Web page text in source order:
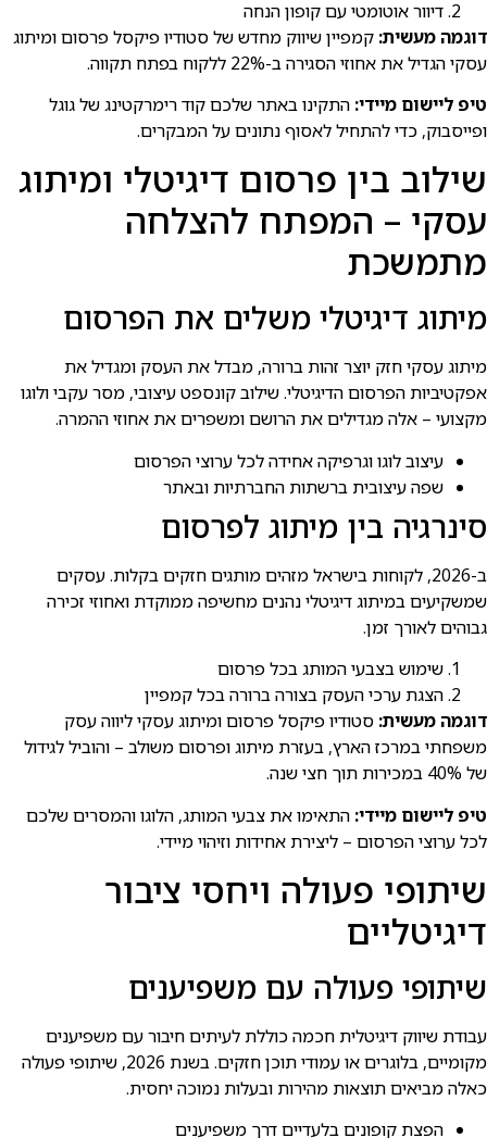
דיוור אוטומטי עם קופון הנחה
דוגמה מעשית: קמפיין שיווק מחדש של סטודיו פיקסל פרסום ומיתוג
עסקי הגדיל את אחוזי הסגירה ב-22% ללקוח בפתח תקווה.
טיפ ליישום מיידי: התקינו באתר שלכם קוד רימרקטינג של גוגל
ופייסבוק, כדי להתחיל לאסוף נתונים על המבקרים.
שילוב בין פרסום דיגיטלי ומיתוג
עסקי – המפתח להצלחה
מתמשכת
מיתוג דיגיטלי משלים את הפרסום
מיתוג עסקי חזק יוצר זהות ברורה, מבדל את העסק ומגדיל את
אפקטיביות הפרסום הדיגיטלי. שילוב קונספט עיצובי, מסר עקבי ולוגו
מקצועי – אלה מגדילים את הרושם ומשפרים את אחוזי ההמרה.
עיצוב לוגו וגרפיקה אחידה לכל ערוצי הפרסום
שפה עיצובית ברשתות החברתיות ובאתר
סינרגיה בין מיתוג לפרסום
ב-2026, לקוחות בישראל מזהים מותגים חזקים בקלות. עסקים
שמשקיעים במיתוג דיגיטלי נהנים מחשיפה ממוקדת ואחוזי זכירה
גבוהים לאורך זמן.
שימוש בצבעי המותג בכל פרסום
הצגת ערכי העסק בצורה ברורה בכל קמפיין
דוגמה מעשית: סטודיו פיקסל פרסום ומיתוג עסקי ליווה עסק
משפחתי במרכז הארץ, בעזרת מיתוג ופרסום משולב – והוביל לגידול
של 40% במכירות תוך חצי שנה.
טיפ ליישום מיידי: התאימו את צבעי המותג, הלוגו והמסרים שלכם
לכל ערוצי הפרסום – ליצירת אחידות וזיהוי מיידי.
שיתופי פעולה ויחסי ציבור
דיגיטליים
שיתופי פעולה עם משפיענים
עבודת שיווק דיגיטלית חכמה כוללת לעיתים חיבור עם משפיענים
מקומיים, בלוגרים או עמודי תוכן חזקים. בשנת 2026, שיתופי פעולה
כאלה מביאים תוצאות מהירות ובעלות נמוכה יחסית.
הפצת קופונים בלעדיים דרך משפיענים